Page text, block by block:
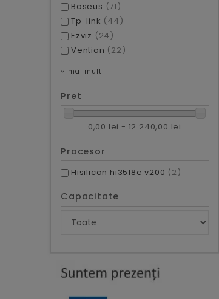
Baseus (71)
Tp-link (44)
Ezviz (24)
Vention (22)
mai mult
Pret
0,00 lei - 12.240,00 lei
Procesor
Hisilicon hi3518e v200 (2)
Capacitate